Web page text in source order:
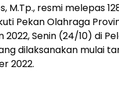
M.Tp., resmi melepas
Pekan Olahraga
2022, Senin (24/10) di
dilaksanakan mulai
2022.